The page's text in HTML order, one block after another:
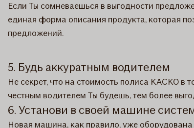
Если Ты сомневаешься в выгодности
единая форма описания продукта, которая
предложений.
5. Будь аккуратным водителем
Не секрет, что на стоимость полиса КАСКО в
честным водителем Ты будешь, тем более
6. Установи в своей машине
Новая машина, как правило, уже